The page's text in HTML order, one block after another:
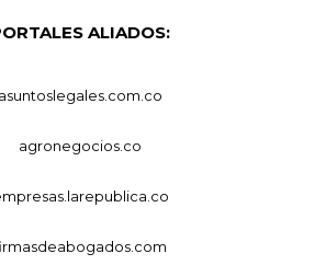
ALIADOS:
asuntoslegales.com.co
agronegocios.co